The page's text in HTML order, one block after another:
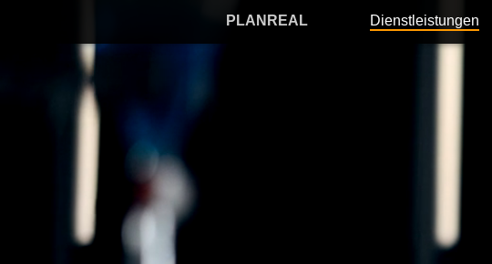
PLANREAL Dienstleistungen